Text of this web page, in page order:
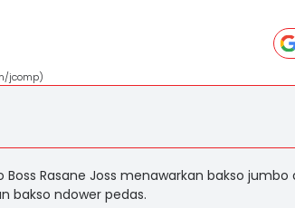
jcomp)
Boss Rasane Joss menawarkan bakso
bakso ndower pedas.